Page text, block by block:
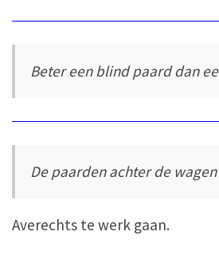
Beter een blind paard dan
De paarden achter de
Averechts te werk gaan.